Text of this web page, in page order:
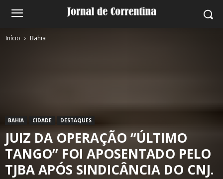
Início Bahia
BAHIA CIDADE DESTAQUES
JUIZ DA OPERAÇÃO “ÚLTIMO
TANGO” FOI APOSENTADO PELO
TJBA APÓS SINDICÂNCIA DO CNJ.